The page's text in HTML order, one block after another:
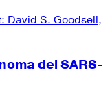
del SARS-